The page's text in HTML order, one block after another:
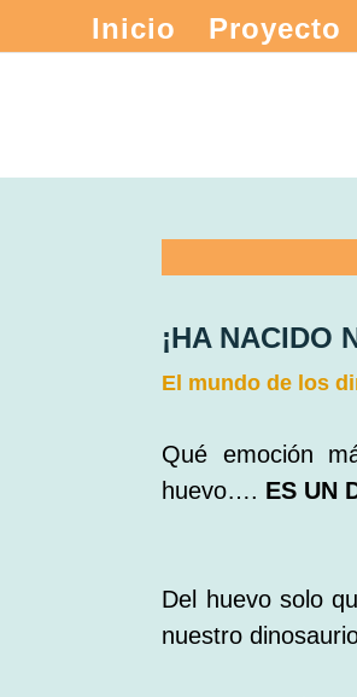
Inicio Proyecto
¡HA NACIDO
El mundo de los
Qué emoción
huevo…. ES UN
Del huevo solo
nuestro